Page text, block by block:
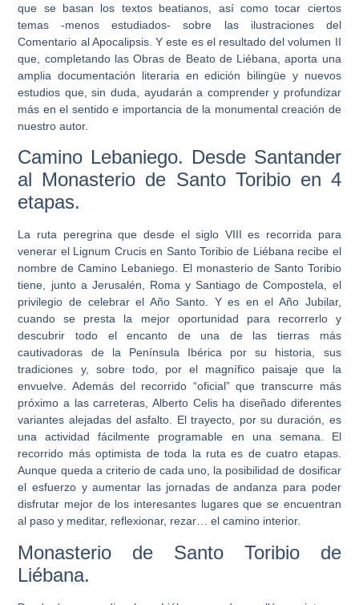
que se basan los textos beatianos, así como tocar ciertos
temas -menos estudiados- sobre las ilustraciones del
Comentario al Apocalipsis. Y este es el resultado del volumen II
que, completando las Obras de Beato de Liébana, aporta una
amplia documentación literaria en edición bilingüe y nuevos
estudios que, sin duda, ayudarán a comprender y profundizar
más en el sentido e importancia de la monumental creación de
nuestro autor.
Camino Lebaniego. Desde Santander
al Monasterio de Santo Toribio en 4
etapas.
La ruta peregrina que desde el siglo VIII es recorrida para
venerar el Lignum Crucis en Santo Toribio de Liébana recibe el
nombre de Camino Lebaniego. El monasterio de Santo Toribio
tiene, junto a Jerusalén, Roma y Santiago de Compostela, el
privilegio de celebrar el Año Santo. Y es en el Año Jubilar,
cuando se presta la mejor oportunidad para recorrerlo y
descubrir todo el encanto de una de las tierras más
cautivadoras de la Península Ibérica por su historia, sus
tradiciones y, sobre todo, por el magnífico paisaje que la
envuelve. Además del recorrido “oficial” que transcurre más
próximo a las carreteras, Alberto Celis ha diseñado diferentes
variantes alejadas del asfalto. El trayecto, por su duración, es
una actividad fácilmente programable en una semana. El
recorrido más optimista de toda la ruta es de cuatro etapas.
Aunque queda a criterio de cada uno, la posibilidad de dosificar
el esfuerzo y aumentar las jornadas de andanza para poder
disfrutar mejor de los interesantes lugares que se encuentran
al paso y meditar, reflexionar, rezar… el camino interior.
Monasterio de Santo Toribio de
Liébana.